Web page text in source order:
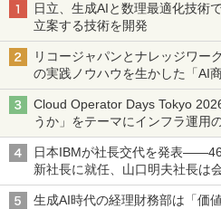
日立、生成AIと数理最適化技術
立案する技術を開発
リコージャパンとナレッジワー
の実践ノウハウを生かした「AI
Cloud Operator Days Tokyo
うか」をテーマにインフラ運用
日本IBMが社長交代を発表
新社長に就任、山口明夫社長は
生成AI時代の経理財務部は「